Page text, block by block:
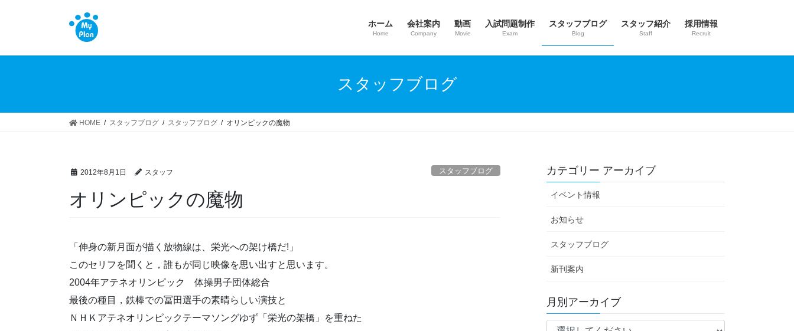
ホーム
Home
会社案内
Company
動画
Movie
入試問題制作
Exam
スタッフブログ
Blog
スタッフ紹介
Staff
採用情報
Recruit
スタッフブログ
HOME スタッフブログ スタッフブログ オリンピックの魔物
2012年8月1日 スタッフ スタッフブログ
オリンピックの魔物
「伸身の新月面が描く放物線は、栄光への架け橋だ!」
このセリフを聞くと，誰もが同じ映像を思い出すと思います。
2004年アテネオリンピック 体操男子団体総合
最後の種目，鉄棒での冨田選手の素晴らしい演技と
ＮＨＫアテネオリンピックテーマソングゆず「栄光の架橋」を重ねた
カテゴリー アーカイブ
イベント情報
お知らせ
スタッフブログ
新刊案内
月別アーカイブ